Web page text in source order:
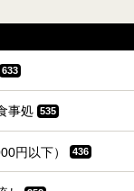
633
事処 535
円以下） 436